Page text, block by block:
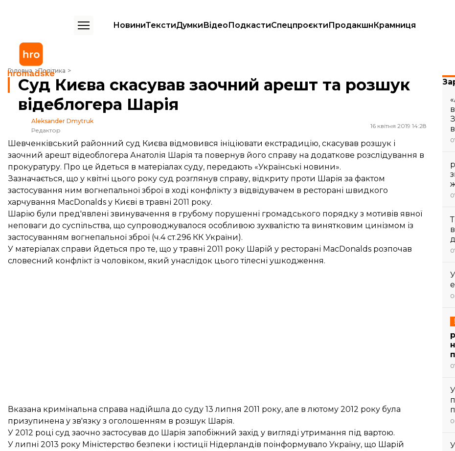
НовиниТекстиДумкиВідеоПодкастиСпецпроєктиПродакшнКрамниця
Головна Політика
Суд Києва скасував заочний арешт та розшук відеблогера Шарія
Суд Києва скасував заочний арешт та розшук
відеблогера Шарія
Aleksander Dmytruk
Редактор
16 квітня 2019 14:28
Шевченківський районний суд Києва відмовився ініціювати екстрадицію, скасував розшук і
заочний арешт відеоблогера Анатолія Шарія та повернув його справу на додаткове розслідування в
прокуратуру. Про це йдеться в матеріалах суду, передають «Українські новини».
Зазначається, що у квітні цього року суд розглянув справу, відкриту проти Шарія за фактом
застосування ним вогнепальної зброї в ході конфлікту з відвідувачем в ресторані швидкого
харчування MacDonalds у Києві в травні 2011 року.
Шарію були пред'явлені звинувачення в грубому порушенні громадського порядку з мотивів явної
неповаги до суспільства, що супроводжувалося особливою зухвалістю та винятковим цинізмом із
застосуванням вогнепальної зброї (ч.4 ст.296 КК України).
У матеріалах справи йдеться про те, що у травні 2011 року Шарій у ресторані MacDonalds розпочав
словесний конфлікт із чоловіком, який унаслідок цього тілесні ушкодження.
Вказана кримінальна справа надійшла до суду 13 липня 2011 року, але в лютому 2012 року була
призупинена у зв'язку з оголошенням в розшук Шарія.
У 2012 році суд заочно застосував до Шарія запобіжний захід у вигляді утримання під вартою.
У липні 2013 року Міністерство безпеки і юстиції Нідерландів поінформувало Україну, що Шарій